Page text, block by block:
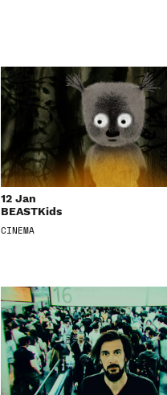
12 Jan
BEASTKids
CINEMA